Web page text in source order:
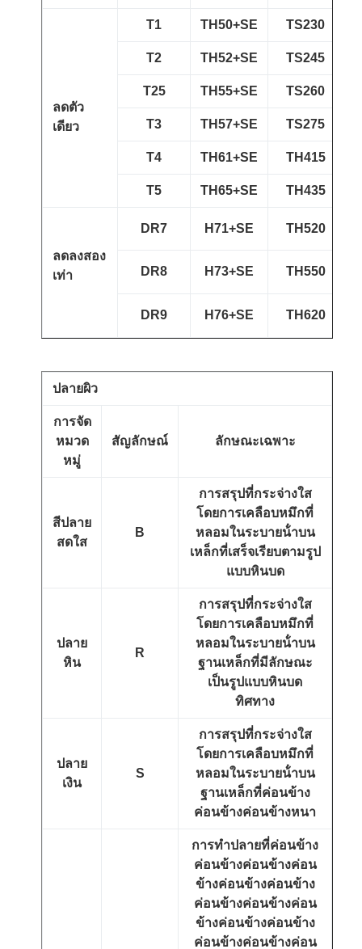
ลดตัว
เดียว
T1 TH50+SE TS230
T2 TH52+SE TS245
T25 TH55+SE TS260
T3 TH57+SE TS275
T4 TH61+SE TH415
T5 TH65+SE TH435
ลดลงสอง
เท่า
DR7 H71+SE TH520
DR8 H73+SE TH550
DR9 H76+SE TH620
ปลายผิว
การจัด
หมวด
หมู่
สัญลักษณ์ ลักษณะเฉพาะ
สีปลาย
สดใส
B
การสรุปที่กระจ่างใส
โดยการเคลือบหมึกที่
หลอมในระบายน้ําบน
เหล็กที่เสร็จเรียบตามรูป
แบบหินบด
ปลาย
หิน
R
การสรุปที่กระจ่างใส
โดยการเคลือบหมึกที่
หลอมในระบายน้ําบน
ฐานเหล็กที่มีลักษณะ
เป็นรูปแบบหินบด
ทิศทาง
ปลาย
เงิน
S
การสรุปที่กระจ่างใส
โดยการเคลือบหมึกที่
หลอมในระบายน้ําบน
ฐานเหล็กที่ค่อนข้าง
ค่อนข้างค่อนข้างหนา
การทําปลายที่ค่อนข้าง
ค่อนข้างค่อนข้างค่อน
ข้างค่อนข้างค่อนข้าง
ค่อนข้างค่อนข้างค่อน
ข้างค่อนข้างค่อนข้าง
ค่อนข้างค่อนข้างค่อน